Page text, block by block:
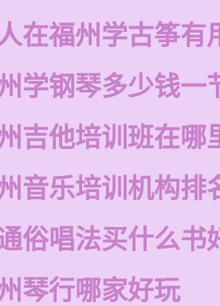
在福州学古筝有
学钢琴多少钱一
吉他培训班在哪
音乐培训机构排
俗唱法买什么书
琴行哪家好玩